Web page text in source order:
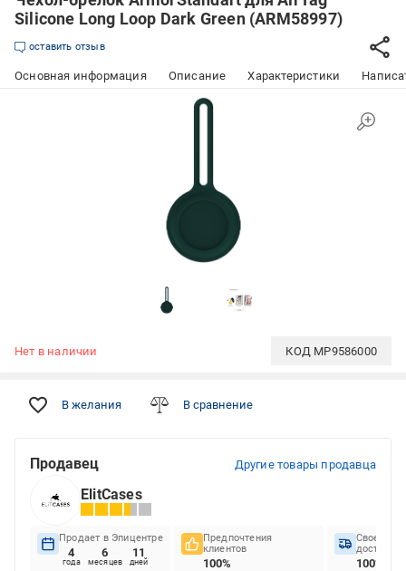
Silicone Long Loop Dark Green (ARM58997)
оставить отзыв
Основная информация Описание Характеристики
Нет в наличии КОД MP9586000
В желания В сравнение
Продавец Другие товары продавца
ElitCases
Продает в Эпицентре
4
года
6
месяцев
11
дней
Предпочтения
клиентов
100%
доставок
100%